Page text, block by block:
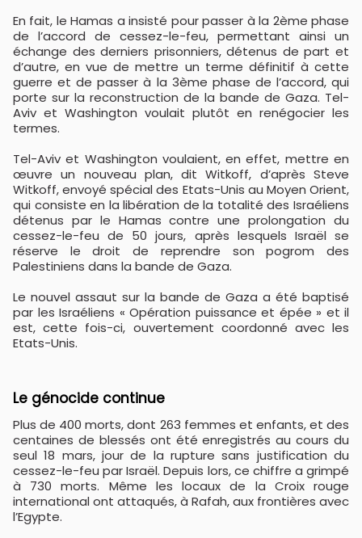
En fait, le Hamas a insisté pour passer à la 2ème phase
de l’accord de cessez-le-feu, permettant ainsi un
échange des derniers prisonniers, détenus de part et
d’autre, en vue de mettre un terme définitif à cette
guerre et de passer à la 3ème phase de l’accord, qui
porte sur la reconstruction de la bande de Gaza. Tel-
Aviv et Washington voulait plutôt en renégocier les
termes.
Tel-Aviv et Washington voulaient, en effet, mettre en
œuvre un nouveau plan, dit Witkoff, d’après Steve
Witkoff, envoyé spécial des Etats-Unis au Moyen Orient,
qui consiste en la libération de la totalité des Israéliens
détenus par le Hamas contre une prolongation du
cessez-le-feu de 50 jours, après lesquels Israël se
réserve le droit de reprendre son pogrom des
Palestiniens dans la bande de Gaza.
Le nouvel assaut sur la bande de Gaza a été baptisé
par les Israéliens « Opération puissance et épée » et il
est, cette fois-ci, ouvertement coordonné avec les
Etats-Unis.
Le génocide continue
Plus de 400 morts, dont 263 femmes et enfants, et des
centaines de blessés ont été enregistrés au cours du
seul 18 mars, jour de la rupture sans justification du
cessez-le-feu par Israël. Depuis lors, ce chiffre a grimpé
à 730 morts. Même les locaux de la Croix rouge
international ont attaqués, à Rafah, aux frontières avec
l’Egypte.